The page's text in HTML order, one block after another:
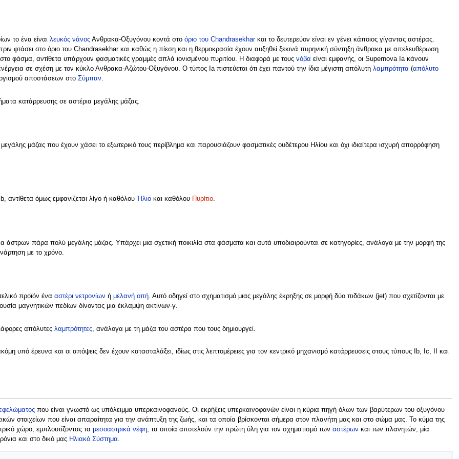
το ένα είναι λευκός νάνοςΑνθρακα-Οξυγόνου κοντά στο όριο του Chandrasekharκαι το δευτερεύον είναι εν γένει κάποιος γίγαντας αστέρας.
φτάσει στο όριο του Chandrasekhar και καθώς η πίεση και η θερμοκρασία έχουν αυξηθεί ξεκινά πυρηνική σύντηξη άνθρακα με απελευθέρωση
φάσμα, αντίθετα υπάρχουν φασματικές γραμμές απλά ιονισμένου πυριτίου. Η διαφορά με τους νόβα είναι εμφανής, οι Supernova Ia κάνουν
σε σχέση με τον κύκλο Ανθρακα-Αζώτου-Οξυγόνου. Ο τύπος Ia πιστεύεται ότι έχει παντού την ίδια μέγιστη απόλυτη λαμπρότητα (απόλυτο
αποστάσεων στο Σύμπαν.
κατάρρευσης σε αστέρια μεγάλης μάζας.
μάζας που έχουν χάσει το εξωτερικό τους περίβλημα και παρουσιάζουν φασματικές ουδέτερου Ηλίου και όχι ιδιαίτερα ισχυρή απορρόφηση
αντίθετα όμως εμφανίζεται λίγο ή καθόλου Ήλιοκαι καθόλου Πυρίτιο.
άστρων πάρα πολύ μεγάλης μάζας. Υπάρχει μια σχετική ποικιλία στα φάσματα και αυτά υποδιαιρούνται σε κατηγορίες, ανάλογα με την μορφή της
με το χρόνο.
προϊόν ένα αστέρι νετρονίων ή μελανή οπή. Αυτό οδηγεί στο σχηματισμό μιας μεγάλης έκρηξης σε μορφή δύο πιδάκων (jet) που σχετίζονται με
μαγνητικών πεδίων δίνοντας μια έκλαμψη ακτίνων-γ.
απόλυτες λαμπρότητες, ανάλογα με τη μάζα του αστέρα που τους δημιουργεί.
υπό έρευνα και οι απόψεις δεν έχουν κατασταλάξει, ιδίως στις λεπτομέρειες για τον κεντρικό μηχανισμό κατάρρευσεις στους τύπους Ιb, Ic, II και
που είναι γνωστό ως υπόλειμμα υπερκαινοφανούς. Οι εκρήξεις υπερκαινοφανών είναι η κύρια πηγή όλων των βαρύτερων του οξυγόνου
στοιχείων που είναι απαραίτητα για την ανάπτυξη της ζωής, και τα οποία βρίσκονται σήμερα στον πλανήτη μας και στο σώμα μας. Το κύμα της
χώρο, εμπλουτίζοντας τα μεσοαστρικά νέφη, τα οποία αποτελούν την πρώτη ύλη για τον σχηματισμό των αστέρων και των πλανητών, μία
και στο δικό μας Ηλιακό Σύστημα.